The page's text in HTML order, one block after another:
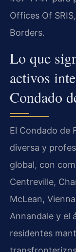
Offices Of
Borders.
Lo que
activos
Condado
El Condado de
diversa y
global, con
Centreville,
McLean,
Annandale y el
residentes